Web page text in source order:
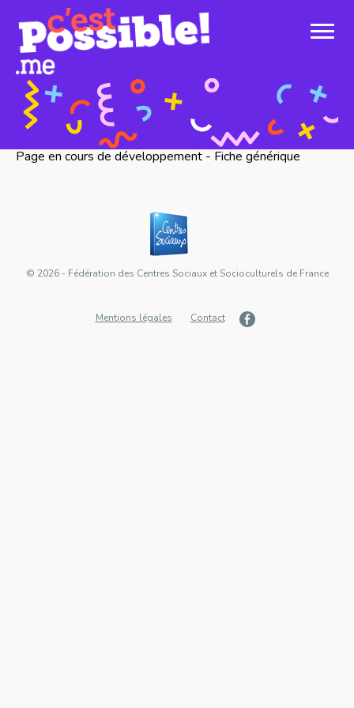
Page en cours de développement - Fiche générique
© 2026 - Fédération des Centres Sociaux et Socioculturels de France
Mentions légales Contact